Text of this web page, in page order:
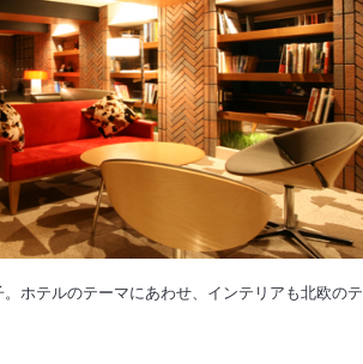
ホテルのテーマにあわせ、インテリアも北欧のテ